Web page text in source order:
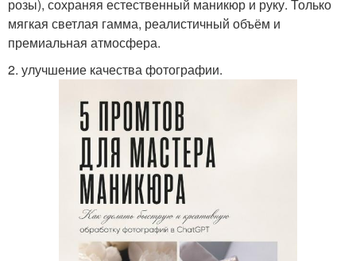
розы), сохраняя естественный маникюр и руку. Только
мягкая светлая гамма, реалистичный объём и
премиальная атмосфера.
2. улучшение качества фотографии.